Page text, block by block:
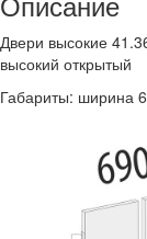
Двери высокие
высокий открытый
Габариты: ширина